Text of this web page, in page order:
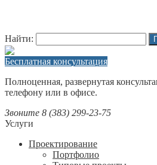
Найти:
Бесплатная консультация
Полноценная, развернутая
телефону или в офисе.
Звоните 8 (383) 299-23-75
Услуги
Проектирование
Портфолио